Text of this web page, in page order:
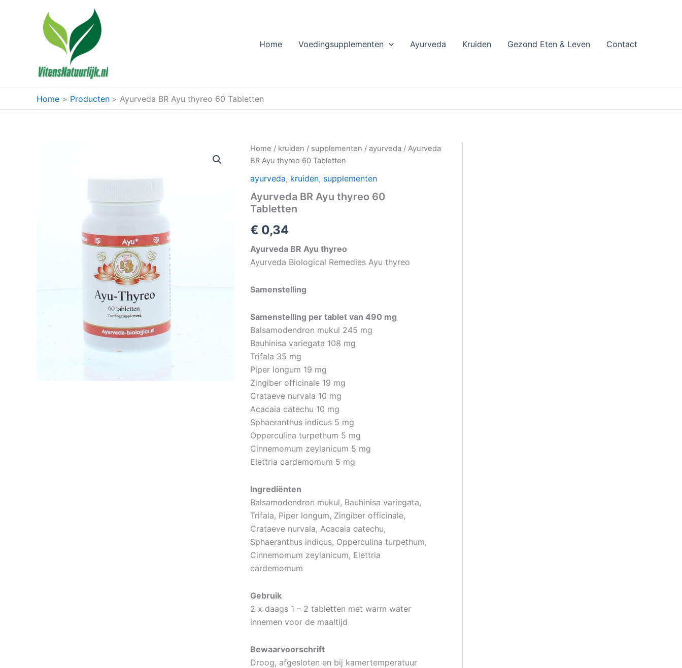
Home Voedingsupplementen Ayurveda Kruiden Gezond Eten & Leven Contact
Home Producten Ayurveda BR Ayu thyreo 60 Tabletten
Home / kruiden / supplementen / ayurveda / Ayurveda
BR Ayu thyreo 60 Tabletten
ayurveda, kruiden, supplementen
Ayurveda BR Ayu thyreo 60
Tabletten
€ 0,34
Ayurveda BR Ayu thyreo
Ayurveda Biological Remedies Ayu thyreo
Samenstelling
Samenstelling per tablet van 490 mg
Balsamodendron mukul 245 mg
Bauhinisa variegata 108 mg
Trifala 35 mg
Piper longum 19 mg
Zingiber officinale 19 mg
Crataeve nurvala 10 mg
Acacaia catechu 10 mg
Sphaeranthus indicus 5 mg
Opperculina turpethum 5 mg
Cinnemomum zeylanicum 5 mg
Elettria cardemomum 5 mg
Ingrediënten
Balsamodendron mukul, Bauhinisa variegata,
Trifala, Piper longum, Zingiber officinale,
Crataeve nurvala, Acacaia catechu,
Sphaeranthus indicus, Opperculina turpethum,
Cinnemomum zeylanicum, Elettria
cardemomum
Gebruik
2 x daags 1 – 2 tabletten met warm water
innemen voor de maaltijd
Bewaarvoorschrift
Droog, afgesloten en bij kamertemperatuur